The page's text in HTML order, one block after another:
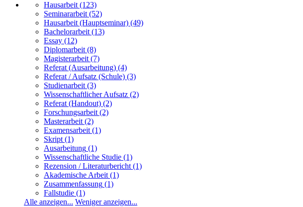
Hausarbeit (123)
Seminararbeit (52)
Hausarbeit (Hauptseminar) (49)
Bachelorarbeit (13)
Essay (12)
Diplomarbeit (8)
Magisterarbeit (7)
Referat (Ausarbeitung) (4)
Referat / Aufsatz (Schule) (3)
Studienarbeit (3)
Wissenschaftlicher Aufsatz (2)
Referat (Handout) (2)
Forschungsarbeit (2)
Masterarbeit (2)
Examensarbeit (1)
Skript (1)
Ausarbeitung (1)
Wissenschaftliche Studie (1)
Rezension / Literaturbericht (1)
Akademische Arbeit (1)
Zusammenfassung (1)
Fallstudie (1)
Alle anzeigen... Weniger anzeigen...